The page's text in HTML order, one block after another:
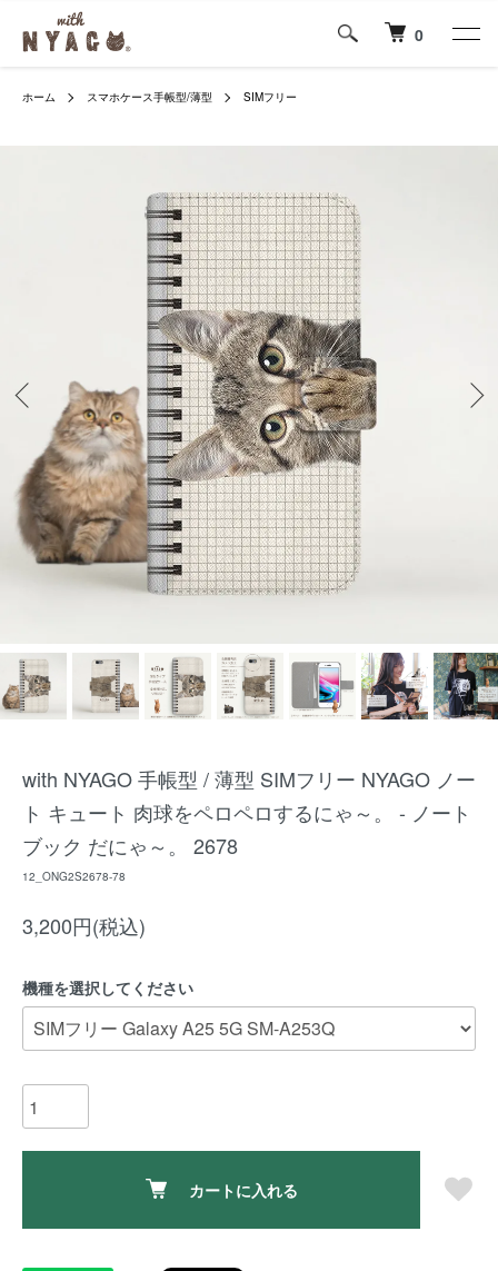
0
ホーム スマホケース手帳型/薄型 SIMフリー
with NYAGO 手帳型 / 薄型 SIMフリー NYAGO ノー
ト キュート 肉球をペロペロするにゃ～。 - ノート
ブック だにゃ～。 2678
12_ONG2S2678-78
3,200円(税込)
機種を選択してください
カートに入れる